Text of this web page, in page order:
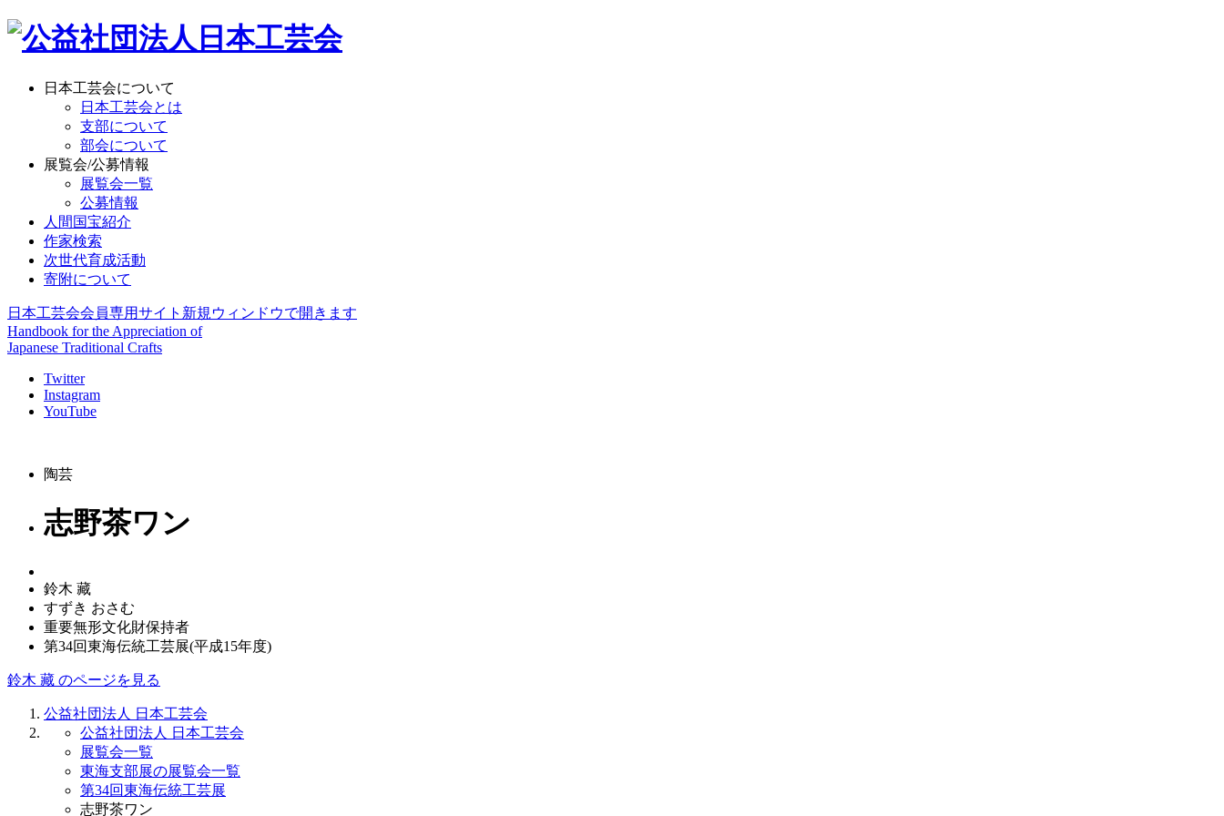
日本工芸会について
日本工芸会とは
支部について
部会について
展覧会/公募情報
展覧会一覧
公募情報
人間国宝紹介
作家検索
次世代育成活動
寄附について
日本工芸会会員専用サイト 新規ウィンドウで開きます
Handbook for the Appreciation of
Japanese Traditional Crafts
Twitter
Instagram
YouTube
陶芸
志野茶ワン
鈴木 藏
すずき おさむ
重要無形文化財保持者
第34回東海伝統工芸展(平成15年度)
鈴木 藏 のページを見る
公益社団法人 日本工芸会
公益社団法人 日本工芸会
展覧会一覧
東海支部展の展覧会一覧
第34回東海伝統工芸展
志野茶ワン